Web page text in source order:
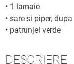
• 1 lamaie
•sare si piper,
• patrunjel verde
DESCRIERE